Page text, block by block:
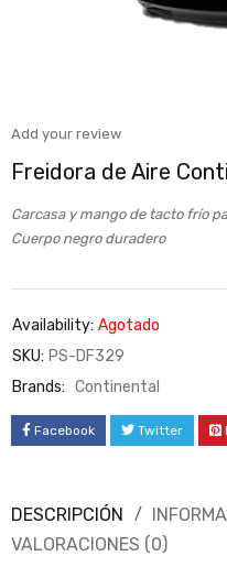
Add your review
Freidora de Aire
Carcasa y mango de tacto frío
Cuerpo negro duradero
Availability: Agotado
SKU: PS-DF329
Brands: Continental
Facebook Twitter
DESCRIPCIÓN
VALORACIONES (0)